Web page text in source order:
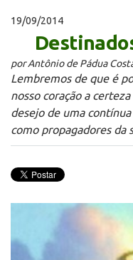
19/09/2014
por Antônio de Pádua
Lembremos de que é
nosso coração a
desejo de uma
como propagadores da